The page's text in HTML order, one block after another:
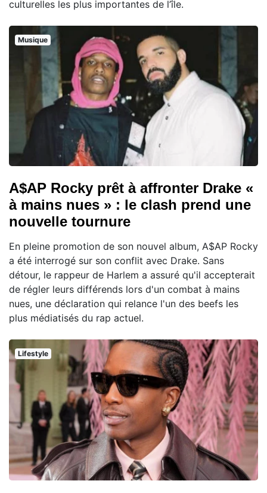
culturelles les plus importantes de l’île.
Musique
A$AP Rocky prêt à affronter Drake «
à mains nues » : le clash prend une
nouvelle tournure
En pleine promotion de son nouvel album, A$AP Rocky
a été interrogé sur son conflit avec Drake. Sans
détour, le rappeur de Harlem a assuré qu'il accepterait
de régler leurs différends lors d'un combat à mains
nues, une déclaration qui relance l'un des beefs les
plus médiatisés du rap actuel.
Lifestyle